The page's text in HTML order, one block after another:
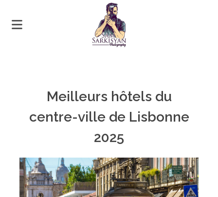
Meilleurs hôtels du
centre-ville de Lisbonne
2025